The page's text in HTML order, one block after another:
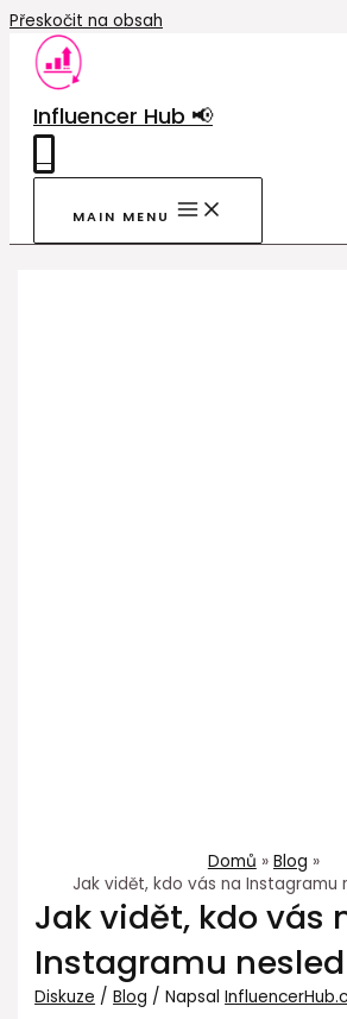
Přeskočit na obsah
Influencer Hub 📢
MAIN MENU
Domů
Blog
Jak vidět, kdo vás na Instagramu
Jak vidět, kdo vás
Instagramu
Diskuze /Blog / Napsal